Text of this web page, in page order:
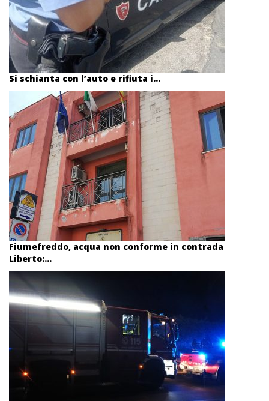
Si schianta con l’auto e rifiuta i...
Fiumefreddo, acqua non conforme in contrada
Liberto:...